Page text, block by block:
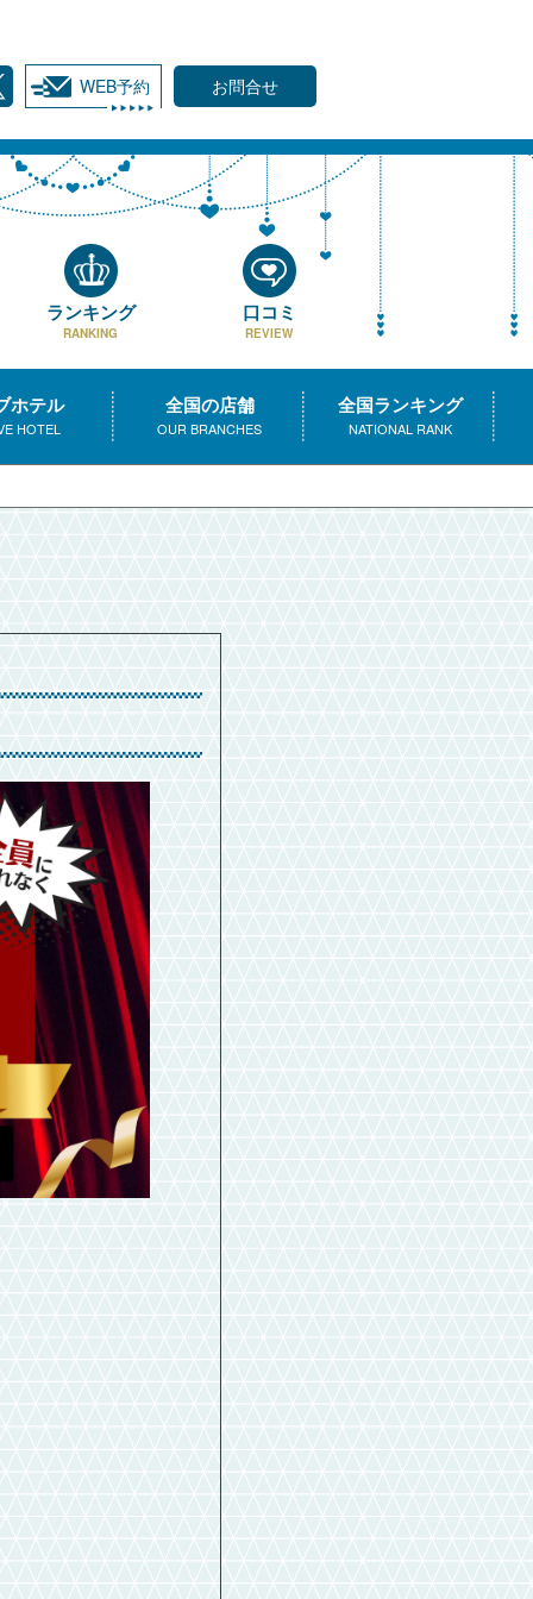
WEB予約 お問合せ
ランキング
RANKING
口コミ
REVIEW
ホテル
HOTEL
全国の店舗
OUR BRANCHES
全国ランキング
NATIONAL RANK